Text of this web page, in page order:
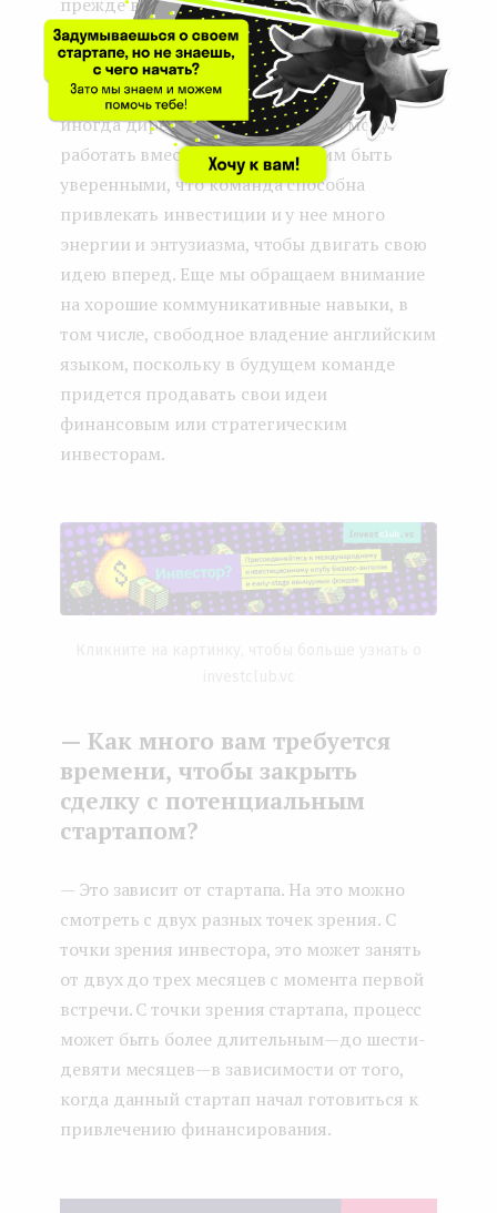
ключевые участники (по крайней мере,
генеральный директор, технический
директор и, в зависимости от стартапа,
иногда директор по маркетингу) могут
работать вместе. Также мы хотим быть
уверенными, что команда способна
привлекать инвестиции и у нее много
энергии и энтузиазма, чтобы двигать свою
идею вперед. Еще мы обращаем внимание
на хорошие коммуникативные навыки, в
том числе, свободное владение английским
языком, поскольку в будущем команде
придется продавать свои идеи
финансовым или стратегическим
инвесторам.
— Как много вам требуется
времени, чтобы закрыть
сделку с потенциальным
стартапом?
— Это зависит от стартапа. На это можно
смотреть с двух разных точек зрения. С
точки зрения инвестора, это может занять
от двух до трех месяцев с момента первой
встречи. С точки зрения стартапа, процесс
может быть более длительным — до шести-
девяти месяцев — в зависимости от того,
когда данный стартап начал готовиться к
привлечению финансирования.